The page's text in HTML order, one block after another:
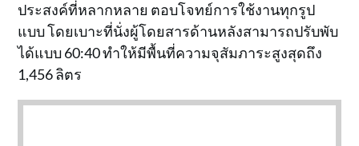
ประสงค์ที่หลากหลาย ตอบโจทย์การใช้งานทุกรูป
แบบ โดยเบาะที่นั่งผู้โดยสารด้านหลังสามารถปรับพับ
ได้แบบ 60:40 ทำให้มีพื้นที่ความจุสัมภาระสูงสุดถึง
1,456 ลิตร